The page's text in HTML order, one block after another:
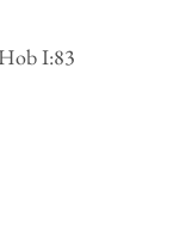
I:83